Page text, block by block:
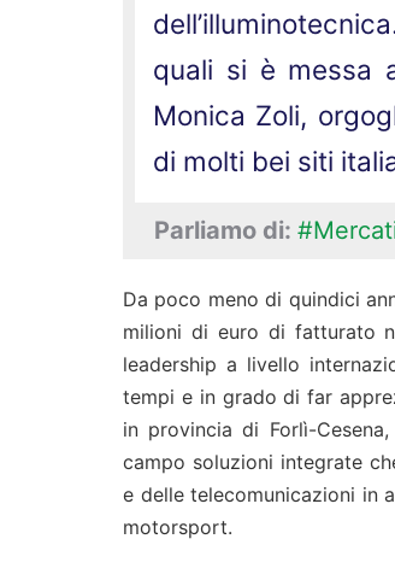
quali si è messa
Monica Zoli,
di molti bei siti
Parliamo di:
Da poco meno di quindici
milioni di euro di fatturato
leadership a livello
tempi e in grado di far
in provincia di Forlì-
campo soluzioni integrate
e delle telecomunicazioni in
motorsport.